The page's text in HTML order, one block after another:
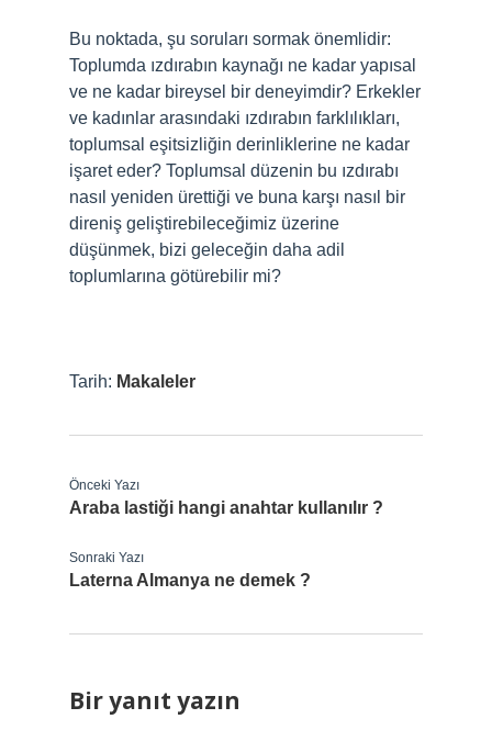
Bu noktada, şu soruları sormak önemlidir:
Toplumda ızdırabın kaynağı ne kadar yapısal
ve ne kadar bireysel bir deneyimdir? Erkekler
ve kadınlar arasındaki ızdırabın farklılıkları,
toplumsal eşitsizliğin derinliklerine ne kadar
işaret eder? Toplumsal düzenin bu ızdırabı
nasıl yeniden ürettiği ve buna karşı nasıl bir
direniş geliştirebileceğimiz üzerine
düşünmek, bizi geleceğin daha adil
toplumlarına götürebilir mi?
Tarih: Makaleler
Önceki Yazı
Araba lastiği hangi anahtar kullanılır ?
Sonraki Yazı
Laterna Almanya ne demek ?
Bir yanıt yazın